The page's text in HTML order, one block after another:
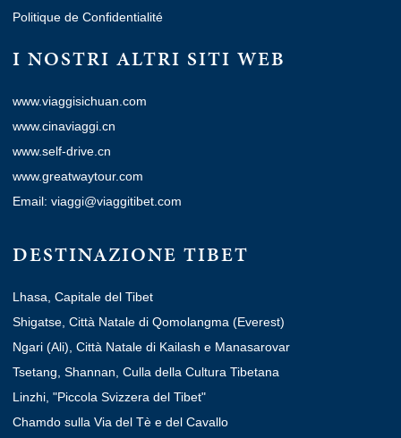
Politique de Confidentialité
I NOSTRI ALTRI SITI WEB
www.viaggisichuan.com
www.cinaviaggi.cn
www.self-drive.cn
www.greatwaytour.com
Email: viaggi@viaggitibet.com
DESTINAZIONE TIBET
Lhasa, Capitale del Tibet
Shigatse, Città Natale di Qomolangma (Everest)
Ngari (Ali), Città Natale di Kailash e Manasarovar
Tsetang, Shannan, Culla della Cultura Tibetana
Linzhi, "Piccola Svizzera del Tibet"
Chamdo sulla Via del Tè e del Cavallo